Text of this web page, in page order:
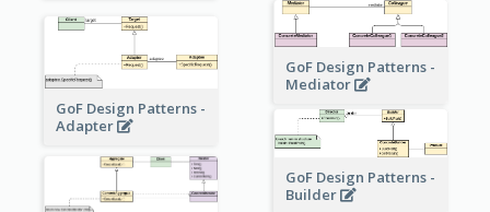
GoF Design Patterns -
Mediator
GoF Design Patterns -
Adapter
GoF Design Patterns -
Builder